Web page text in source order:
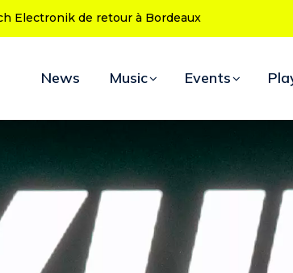
Ibiza fête ses 50 ans : le programme des
News Music Events